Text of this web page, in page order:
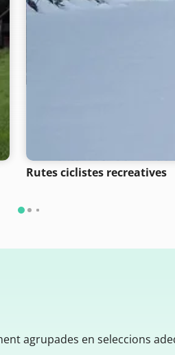
Rutes ciclistes recreatives
agrupades en seleccions